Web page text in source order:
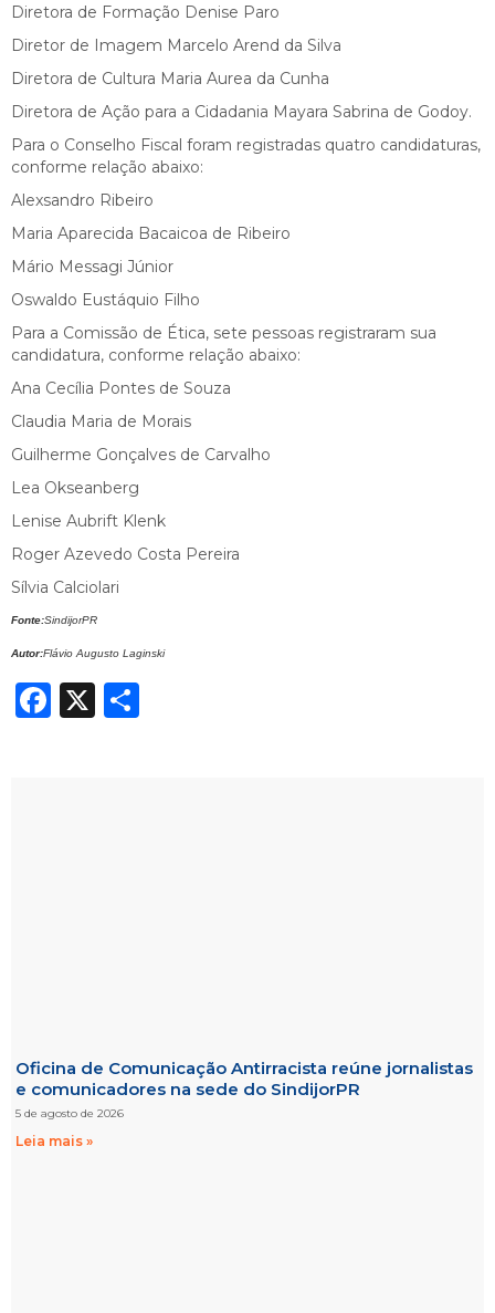
Diretora de Formação Denise Paro
Diretor de Imagem Marcelo Arend da Silva
Diretora de Cultura Maria Aurea da Cunha
Diretora de Ação para a Cidadania Mayara Sabrina de Godoy.
Para o Conselho Fiscal foram registradas quatro candidaturas,
conforme relação abaixo:
Alexsandro Ribeiro
Maria Aparecida Bacaicoa de Ribeiro
Mário Messagi Júnior
Oswaldo Eustáquio Filho
Para a Comissão de Ética, sete pessoas registraram sua
candidatura, conforme relação abaixo:
Ana Cecília Pontes de Souza
Claudia Maria de Morais
Guilherme Gonçalves de Carvalho
Lea Okseanberg
Lenise Aubrift Klenk
Roger Azevedo Costa Pereira
Sílvia Calciolari
Fonte:SindijorPR
Autor:Flávio Augusto Laginski
Facebook
X
Oficina de Comunicação Antirracista reúne jornalistas
e comunicadores na sede do SindijorPR
5 de agosto de 2026
Leia mais »